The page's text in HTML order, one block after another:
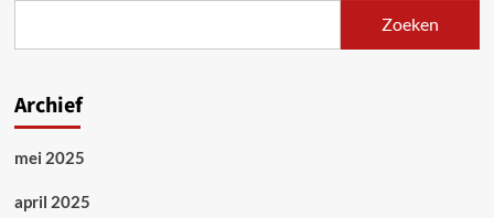
Zoeken
Archief
mei 2025
april 2025